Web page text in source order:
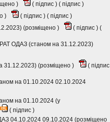
)
( підпис ) ( підпис )
)
( підпис ) ( підпис )
(розміщено )
( підпис ) (
ОДАЗ (станом на 31.12.2023)
31.12.2023) (розміщено )
( підпис
на 01.10.2024 02.10.2024
на 01.10.2024 (у
( підпис )
04.10.2024 09.10.2024 (розміщено